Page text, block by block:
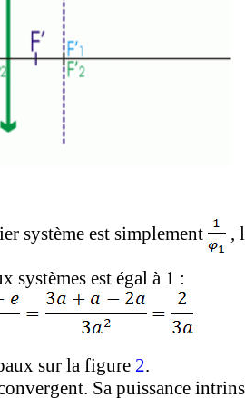
système est simplement ,
systèmes est égal à 1 :
sur la figure 2.
Sa puissance